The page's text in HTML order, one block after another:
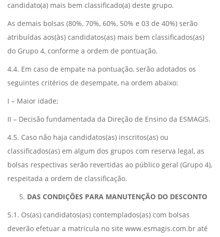
candidato(a) mais bem classificado(a) deste grupo.
As demais bolsas (80%, 70%, 60%, 50% e 03 de 40%) serão
atribuídas aos(às) candidatos(as) mais bem classificados(as)
do Grupo 4, conforme a ordem de pontuação.
4.4. Em caso de empate na pontuação, serão adotados os
seguintes critérios de desempate, na ordem abaixo:
I – Maior idade;
II – Decisão fundamentada da Direção de Ensino da ESMAGIS.
4.5. Caso não haja candidatos(as) inscritos(as) ou
classificados(as) em algum dos grupos com reserva legal, as
bolsas respectivas serão revertidas ao público geral (Grupo 4),
respeitada a ordem de classificação.
DAS CONDIÇÕES PARA MANUTENÇÃO DO DESCONTO
5.1. Os(as) candidatos(as) contemplados(as) com bolsas
deverão efetuar a matrícula no site www.esmagis.com.br até